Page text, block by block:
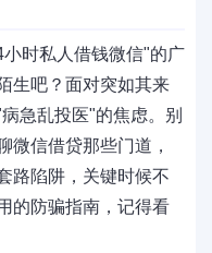
时私人借钱微信"的广
生吧？面对突如其来
急乱投医"的焦虑。别
微信借贷那些门道，
路陷阱，关键时候不
的防骗指南，记得看